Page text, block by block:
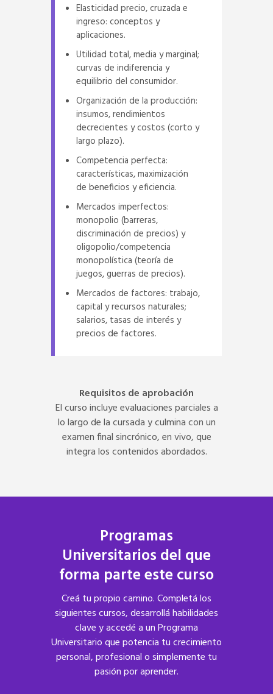
Elasticidad precio, cruzada e
ingreso: conceptos y
aplicaciones.
Utilidad total, media y marginal;
curvas de indiferencia y
equilibrio del consumidor.
Organización de la producción:
insumos, rendimientos
decrecientes y costos (corto y
largo plazo).
Competencia perfecta:
características, maximización
de beneficios y eficiencia.
Mercados imperfectos:
monopolio (barreras,
discriminación de precios) y
oligopolio/competencia
monopolística (teoría de
juegos, guerras de precios).
Mercados de factores: trabajo,
capital y recursos naturales;
salarios, tasas de interés y
precios de factores.
Requisitos de aprobación
El curso incluye evaluaciones parciales a
lo largo de la cursada y culmina con un
examen final sincrónico, en vivo, que
integra los contenidos abordados.
Programas
Universitarios del que
forma parte este curso
Creá tu propio camino. Completá los
siguientes cursos, desarrollá habilidades
clave y accedé a un Programa
Universitario que potencia tu crecimiento
personal, profesional o simplemente tu
pasión por aprender.